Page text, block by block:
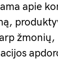
apie